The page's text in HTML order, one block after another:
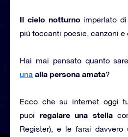
Il cielo notturnoimperlato di
più toccanti poesie, canzoni e
Hai mai pensato quanto
una alla persona amata?
Ecco che su internet oggi
puoi regalare una stella
Register), e le farai